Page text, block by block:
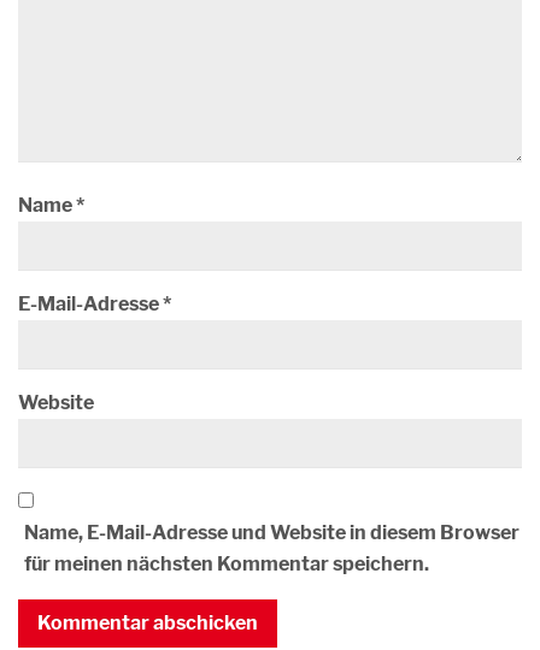
Name*
E-Mail-Adresse*
Website
Name, E-Mail-Adresse und Website in diesem Browser
für meinen nächsten Kommentar speichern.